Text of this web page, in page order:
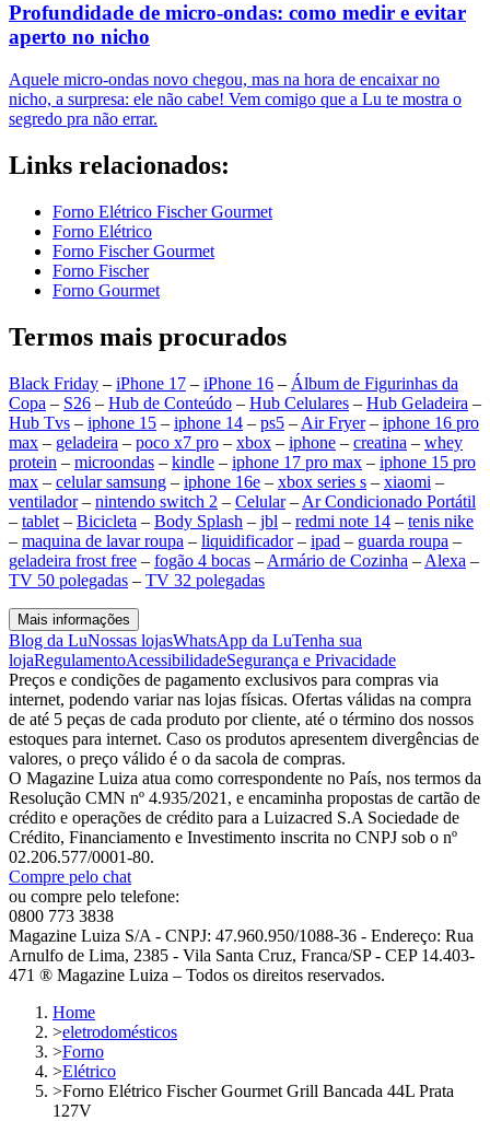
Profundidade de micro-ondas: como medir e evitar
aperto no nicho
Aquele micro-ondas novo chegou, mas na hora de encaixar no
nicho, a surpresa: ele não cabe! Vem comigo que a Lu te mostra o
segredo pra não errar.
Links relacionados:
Forno Elétrico Fischer Gourmet
Forno Elétrico
Forno Fischer Gourmet
Forno Fischer
Forno Gourmet
Termos mais procurados
Black Friday – iPhone 17 – iPhone 16 – Álbum de Figurinhas da
Copa – S26 – Hub de Conteúdo – Hub Celulares – Hub Geladeira –
Hub Tvs – iphone 15 – iphone 14 – ps5 – Air Fryer– iphone 16 pro
max – geladeira – poco x7 pro – xbox – iphone – creatina – whey
protein – microondas – kindle – iphone 17 pro max – iphone 15 pro
max – celular samsung – iphone 16e – xbox series s – xiaomi –
ventilador– nintendo switch 2 – Celular– Ar Condicionado Portátil
– tablet – Bicicleta – Body Splash – jbl – redmi note 14 – tenis nike
– maquina de lavar roupa – liquidificador– ipad – guarda roupa –
geladeira frost free – fogão 4 bocas – Armário de Cozinha – Alexa –
TV 50 polegadas – TV 32 polegadas
Mais informações
Blog da LuNossas lojasWhatsApp da LuTenha sua
lojaRegulamentoAcessibilidadeSegurança e Privacidade
Preços e condições de pagamento exclusivos para compras via
internet, podendo variar nas lojas físicas. Ofertas válidas na compra
de até 5 peças de cada produto por cliente, até o término dos nossos
estoques para internet. Caso os produtos apresentem divergências de
valores, o preço válido é o da sacola de compras.
O Magazine Luiza atua como correspondente no País, nos termos da
Resolução CMN nº 4.935/2021, e encaminha propostas de cartão de
crédito e operações de crédito para a Luizacred S.A Sociedade de
Crédito, Financiamento e Investimento inscrita no CNPJ sob o nº
02.206.577/0001-80.
Compre pelo chat
ou compre pelo telefone:
0800 773 3838
Magazine Luiza S/A - CNPJ: 47.960.950/1088-36 - Endereço: Rua
Arnulfo de Lima, 2385 - Vila Santa Cruz, Franca/SP - CEP 14.403-
471 ® Magazine Luiza – Todos os direitos reservados.
Home
>eletrodomésticos
>Forno
>Elétrico
>Forno Elétrico Fischer Gourmet Grill Bancada 44L Prata
127V